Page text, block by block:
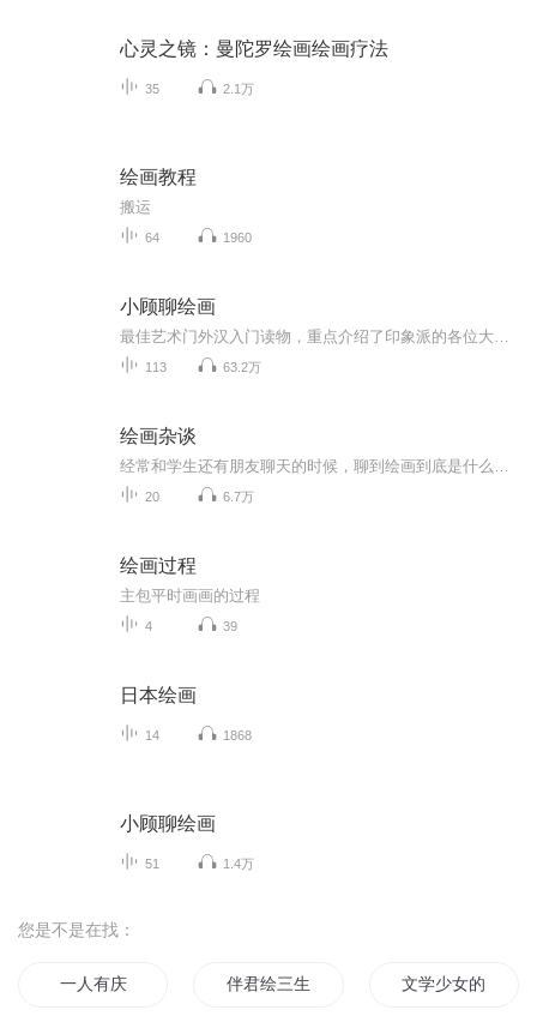
心灵之镜：曼陀罗绘画绘画疗法
35 2.1万
绘画教程
搬运
64 1960
小顾聊绘画
113 63.2万
绘画杂谈
20 6.7万
绘画过程
主包平时画画的过程
4 39
日本绘画
14 1868
小顾聊绘画
51 1.4万
您是不是在找：
一人有庆 伴君绘三生 文学少女的异界